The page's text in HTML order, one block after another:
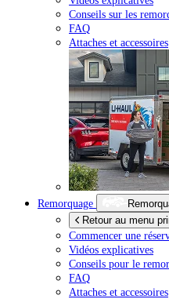
Conseils sur les
FAQ
Attaches et accessoires
Remorquage
Retour au menu
Commencer une
Vidéos explicatives
Conseils pour le
FAQ
Attaches et accessoires